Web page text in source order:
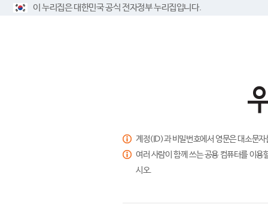
이 누리집은 대한민국 공식 전자정부 누리집입니다.
계정(ID)과 비밀번호에서 영문은 대소문
여러 사람이 함께 쓰는 공용 컴퓨터를 이
시오.